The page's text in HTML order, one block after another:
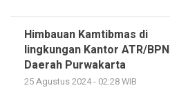
Himbauan Kamtibmas di
lingkungan Kantor ATR/BPN
Daerah Purwakarta
25 Agustus 2024 - 02:28 WIB